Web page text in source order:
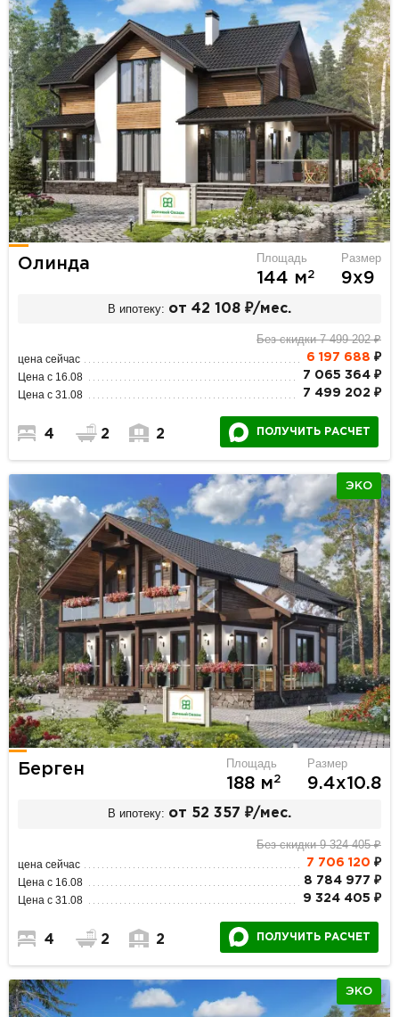
Олинда Площадь
144 м2
Размер
9х9
В ипотеку: от 42 108 ₽/мес.
Без скидки 7 499 202 ₽
цена сейчас 6 197 688 ₽
Цена с 16.08 7 065 364 ₽
Цена с 31.08 7 499 202 ₽
4 2 2 ПОЛУЧИТЬ РАСЧЕТ
ЭКО
Берген Площадь
188 м2
Размер
9.4х10.8
В ипотеку: от 52 357 ₽/мес.
Без скидки 9 324 405 ₽
цена сейчас 7 706 120 ₽
Цена с 16.08 8 784 977 ₽
Цена с 31.08 9 324 405 ₽
4 2 2 ПОЛУЧИТЬ РАСЧЕТ
ЭКО